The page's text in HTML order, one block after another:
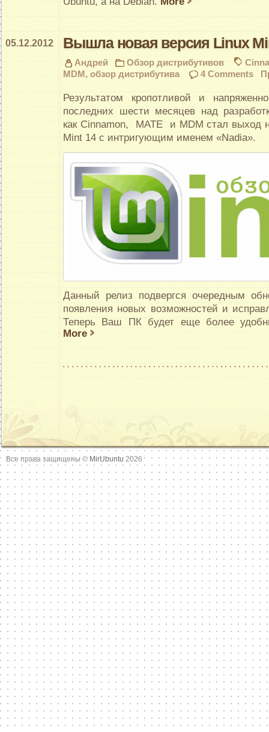
Вышла новая версия Linux
05.12.2012
Андрей
Обзор дистрибутивов
MDM, обзор дистрибутива 4 Comments
Результатом кропотливой и
последних шести месяцев над
как Cinnamon, MATE и MDM стал выход
Mint 14 с интригующим именем «Nadia».
Данный релиз подвергся очередным
появления новых возможностей и
Теперь Ваш ПК будет еще более
More
Все права защищены © MirUbuntu 2026